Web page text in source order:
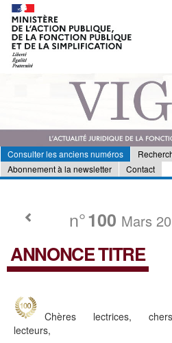
Consulter les anciens numéros
Abonnement à la newsletter
Contact
n°100 Mars
ANNONCE TITRE
Chères lectrices, chers
lecteurs,